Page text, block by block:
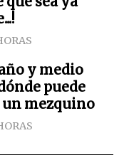
y medio
puede
un mezquino